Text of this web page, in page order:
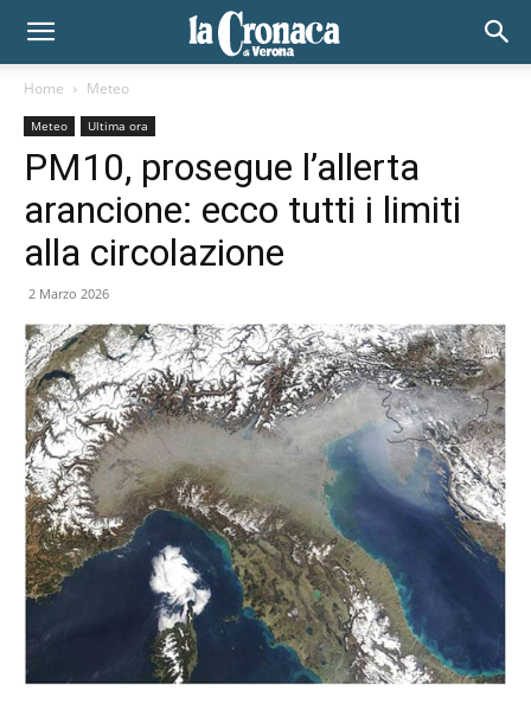
Home Meteo
Meteo Ultima ora
PM10, prosegue l’allerta
arancione: ecco tutti i limiti
alla circolazione
2 Marzo 2026